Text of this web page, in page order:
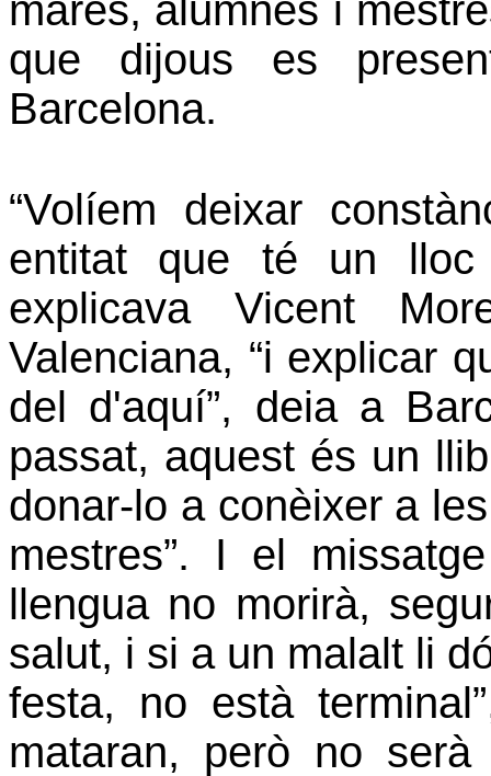
que dijous es
Barcelona.
“Volíem deixar
entitat que té un lloc
explicava Vicent
Valenciana, “i explicar
del d'aquí”, deia a
passat, aquest és un
donar-lo a conèixer a
mestres”. I el
llengua no morirà,
salut, i si a un malalt li
festa, no està
mataran, però no